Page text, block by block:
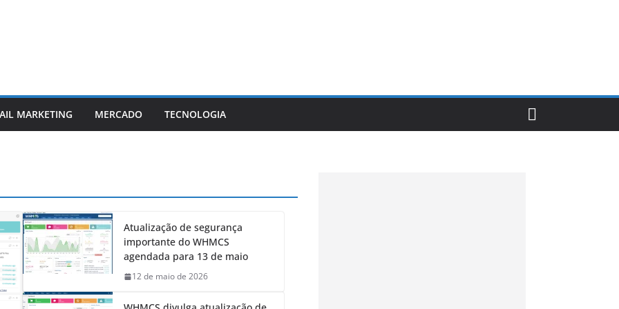
MARKETING MERCADO TECNOLOGIA
Atualização de segurança
importante do WHMCS
agendada para 13 de maio
12 de maio de 2026